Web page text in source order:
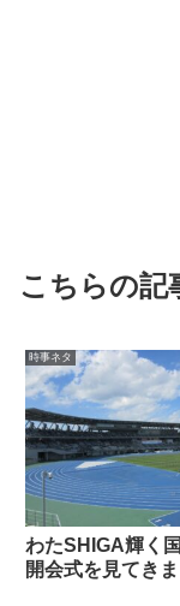
こちらの記
時事ネタ
わたSHIGA輝く
開会式を見てき